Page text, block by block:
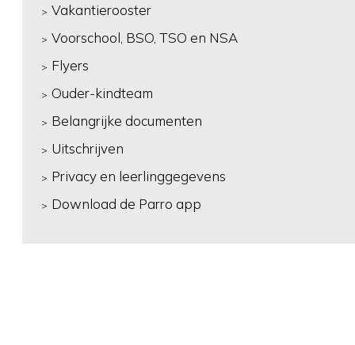
Vakantierooster
Voorschool, BSO, TSO en NSA
Flyers
Ouder-kindteam
Belangrijke documenten
Uitschrijven
Privacy en leerlinggegevens
Download de Parro app